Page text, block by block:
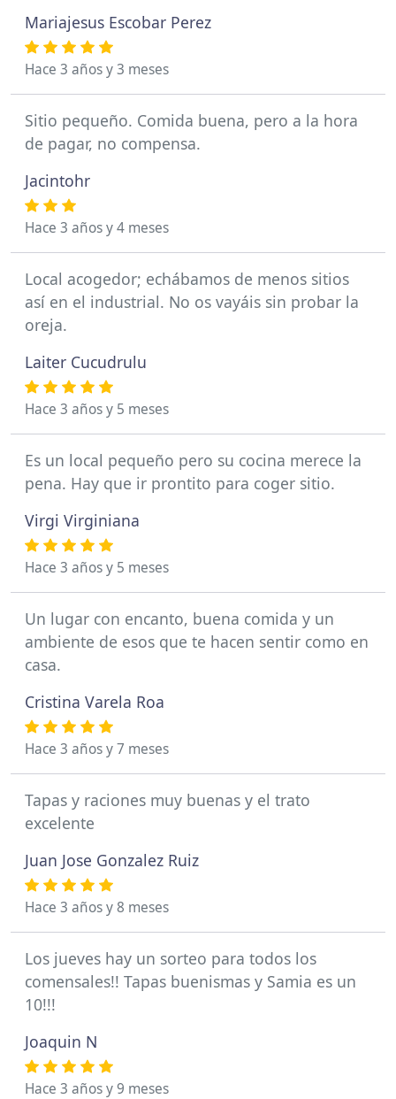
Mariajesus Escobar Perez
Hace 3 años y 3 meses
Sitio pequeño. Comida buena, pero a la hora
de pagar, no compensa.
Jacintohr
Hace 3 años y 4 meses
Local acogedor; echábamos de menos sitios
así en el industrial. No os vayáis sin probar la
oreja.
Laiter Cucudrulu
Hace 3 años y 5 meses
Es un local pequeño pero su cocina merece la
pena. Hay que ir prontito para coger sitio.
Virgi Virginiana
Hace 3 años y 5 meses
Un lugar con encanto, buena comida y un
ambiente de esos que te hacen sentir como en
casa.
Cristina Varela Roa
Hace 3 años y 7 meses
Tapas y raciones muy buenas y el trato
excelente
Juan Jose Gonzalez Ruiz
Hace 3 años y 8 meses
Los jueves hay un sorteo para todos los
comensales!! Tapas buenismas y Samia es un
10!!!
Joaquin N
Hace 3 años y 9 meses